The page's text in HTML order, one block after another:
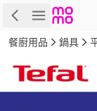
商品
餐廚用品 鍋具